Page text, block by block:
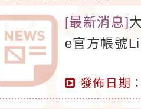
@715llump
[最新消息]
e官方帳號
發佈日期